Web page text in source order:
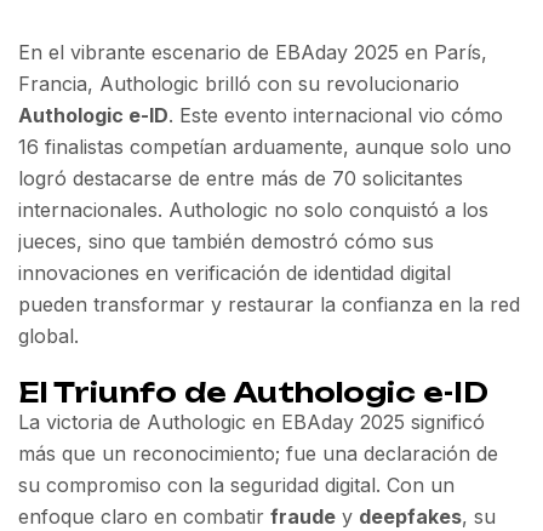
En el vibrante escenario de EBAday 2025 en París,
Francia, Authologic brilló con su revolucionario
Authologic e-ID. Este evento internacional vio cómo
16 finalistas competían arduamente, aunque solo uno
logró destacarse de entre más de 70 solicitantes
internacionales. Authologic no solo conquistó a los
jueces, sino que también demostró cómo sus
innovaciones en verificación de identidad digital
pueden transformar y restaurar la confianza en la red
global.
El Triunfo de Authologic e-ID
La victoria de Authologic en EBAday 2025 significó
más que un reconocimiento; fue una declaración de
su compromiso con la seguridad digital. Con un
enfoque claro en combatir fraude y deepfakes, su